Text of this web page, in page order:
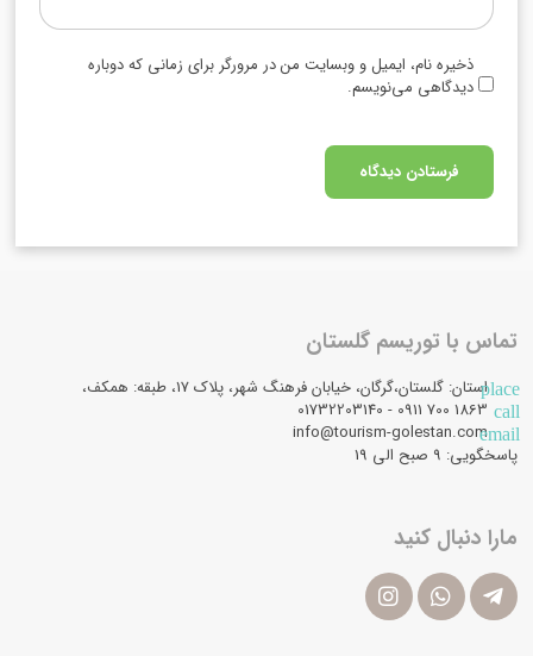
ذخیره نام، ایمیل و وبسایت من در مرورگر برای زمانی که دوباره
دیدگاهی می‌نویسم.
تماس با توریسم گلستان
placeاستان: گلستان،گرگان، خیابان فرهنگ شهر، پلاک 17، طبقه: همکف،
call
email
info@tourism-golestan.com
پاسخگویی: ۹ صبح الی 19
مارا دنبال کنید